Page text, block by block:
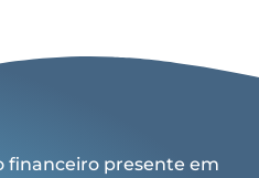
financeiro presente em